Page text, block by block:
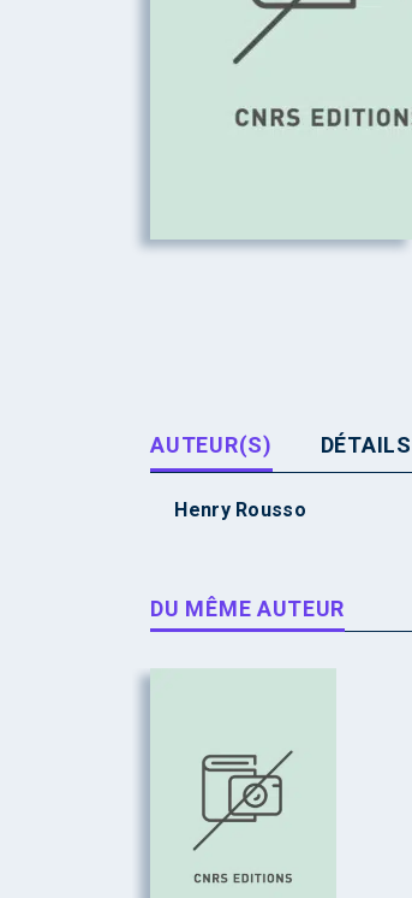
AUTEUR(S) DÉTAILS
Henry Rousso
DU MÊME AUTEUR